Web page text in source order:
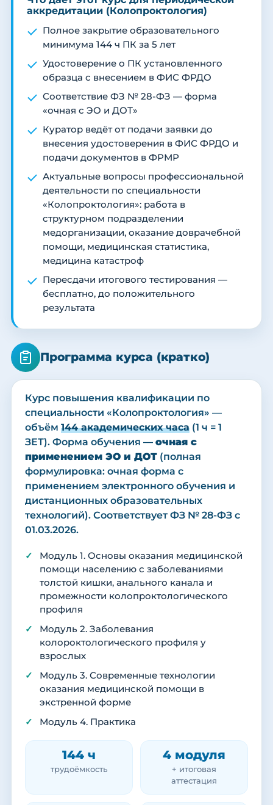
аккредитации (Колопроктология)
Полное закрытие образовательного
минимума 144 ч ПК за 5 лет
Удостоверение о ПК установленного
образца с внесением в ФИС ФРДО
Соответствие ФЗ № 28-ФЗ — форма
«очная с ЭО и ДОТ»
Куратор ведёт от подачи заявки до
внесения удостоверения в ФИС ФРДО и
подачи документов в ФРМР
Актуальные вопросы профессиональной
деятельности по специальности
«Колопроктология»: работа в
структурном подразделении
медорганизации, оказание доврачебной
помощи, медицинская статистика,
медицина катастроф
Пересдачи итогового тестирования —
бесплатно, до положительного
результата
Программа курса (кратко)
Курс повышения квалификации по
специальности «Колопроктология» —
объём 144 академических часа (1 ч = 1
ЗЕТ). Форма обучения — очная с
применением ЭО и ДОТ (полная
формулировка: очная форма с
применением электронного обучения и
дистанционных образовательных
технологий). Соответствует ФЗ № 28-ФЗ с
01.03.2026.
Модуль 1. Основы оказания медицинской
помощи населению с заболеваниями
толстой кишки, анального канала и
промежности колопроктологического
профиля
Модуль 2. Заболевания
колороктологического профиля у
взрослых
Модуль 3. Современные технологии
оказания медицинской помощи в
экстренной форме
Модуль 4. Практика
144 ч
трудоёмкость
4 модуля
+ итоговая
аттестация